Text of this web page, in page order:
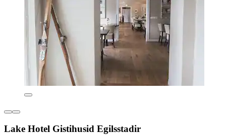
Lake Hotel Gistihusid Egilsstadir